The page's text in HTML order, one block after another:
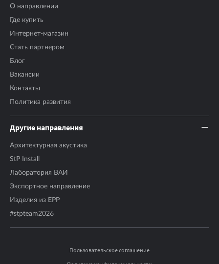
О направлении
Где купить
Интернет-магазин
Стать партнером
Блог
Вакансии
Контакты
Политика развития
Другие направления
Архитектурная акустика
StP Install
Лаборатория ВАИ
Экспортное направление
Изделия из EPP
#stpteam2026
Пользовательское соглашение